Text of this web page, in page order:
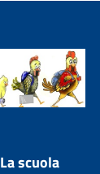
La scuola